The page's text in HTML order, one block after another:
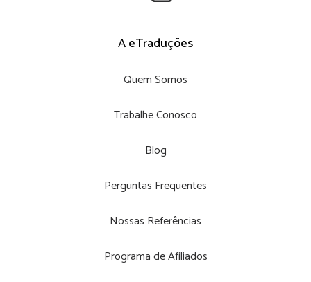
A eTraduções
Quem Somos
Trabalhe Conosco
Blog
Perguntas Frequentes
Nossas Referências
Programa de Afiliados